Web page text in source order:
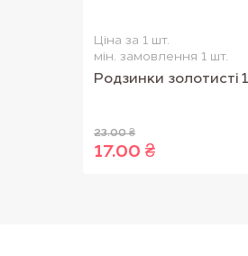
Ціна за 1 шт.
мін. замовлення 1 шт.
Родзинки золотисті
23.00 ₴
17.00 ₴